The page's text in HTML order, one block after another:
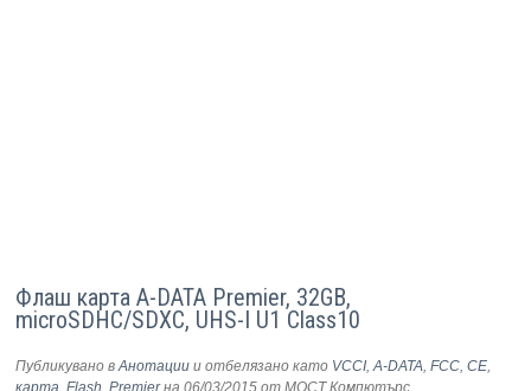
Флаш карта A-DATA Premier, 32GB,
microSDHC/SDXC, UHS-I U1 Class10
Публикувано вАнотации и отбелязано като VCCI,A-DATA,FCC,CE,